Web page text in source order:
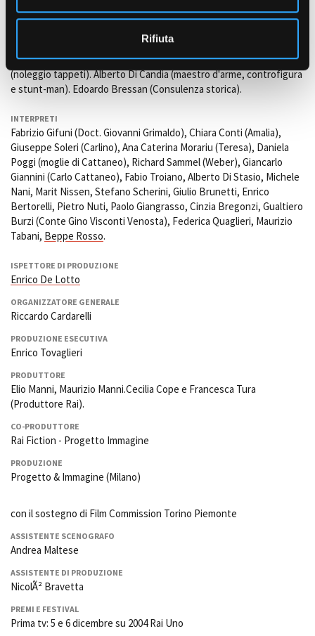
Rifiuta
scena);Isabella Bruschie Emiliano Mancini (stage reparto
(amministratore di produzione). Raffaella Alpignano (parrucchiera);
Rosabella Russo(prima assistente parrucchiere). Laboratorio Agrò
(noleggio tappeti). Alberto Di Candia (maestro d'arme, controfigura
e stunt-man). Edoardo Bressan (Consulenza storica).
INTERPRETI
Fabrizio Gifuni (Doct. Giovanni Grimaldo), Chiara Conti (Amalia),
Giuseppe Soleri (Carlino), Ana Caterina Morariu (Teresa), Daniela
Poggi (moglie di Cattaneo), Richard Sammel (Weber), Giancarlo
Giannini (Carlo Cattaneo), Fabio Troiano, Alberto Di Stasio, Michele
Nani, Marit Nissen, Stefano Scherini, Giulio Brunetti, Enrico
Bertorelli, Pietro Nuti, Paolo Giangrasso, Cinzia Bregonzi, Gualtiero
Burzi (Conte Gino Visconti Venosta), Federica Quaglieri, Maurizio
Tabani, Beppe Rosso.
ISPETTORE DI PRODUZIONE
Enrico De Lotto
ORGANIZZATORE GENERALE
Riccardo Cardarelli
PRODUZIONE ESECUTIVA
Enrico Tovaglieri
PRODUTTORE
Elio Manni, Maurizio Manni.Cecilia Cope e Francesca Tura
(Produttore Rai).
CO-PRODUTTORE
Rai Fiction - Progetto Immagine
PRODUZIONE
Progetto & Immagine (Milano)
con il sostegno di Film Commission Torino Piemonte
ASSISTENTE SCENOGRAFO
Andrea Maltese
ASSISTENTE DI PRODUZIONE
NicolÃ² Bravetta
PREMI E FESTIVAL
Prima tv: 5 e 6 dicembre su 2004 Rai Uno